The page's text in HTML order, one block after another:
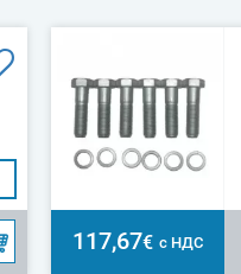
117,67€ с НДС